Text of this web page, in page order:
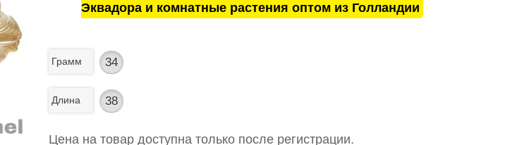
Эквадора и комнатные растения оптом из Голландии
Грамм 34
Длина 38
Цена на товар доступна только после регистрации.